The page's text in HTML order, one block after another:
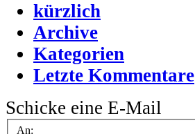
kürzlich
Archive
Kategorien
Letzte Kommentare
Schicke eine E-Mail
An: